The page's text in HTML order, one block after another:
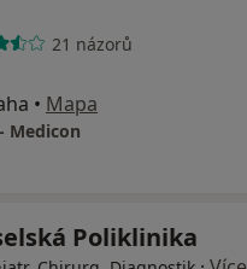
21 názorů
• Mapa
Medicon
Poliklinika